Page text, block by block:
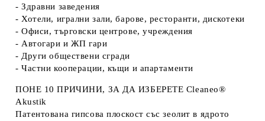
- Здравни заведения
- Хотели, игрални зали, барове, ресторанти, дискотеки
- Офиси, търговски центрове, учреждения
- Автогари и ЖП гари
- Други обществени сгради
- Частни кооперации, къщи и апартaменти
ПОНЕ 10 ПРИЧИНИ, ЗА ДА ИЗБЕРЕТЕ Cleaneo®
Akustik
Патентована гипсова плоскост със зеолит в ядрото